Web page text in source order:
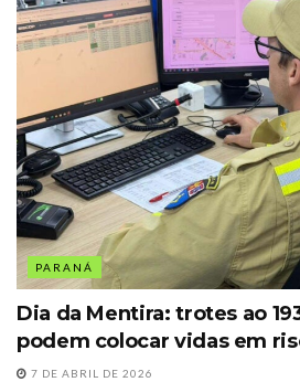
PARANÁ
Dia da Mentira: trotes ao
podem colocar vidas em
7 DE ABRIL DE 2026